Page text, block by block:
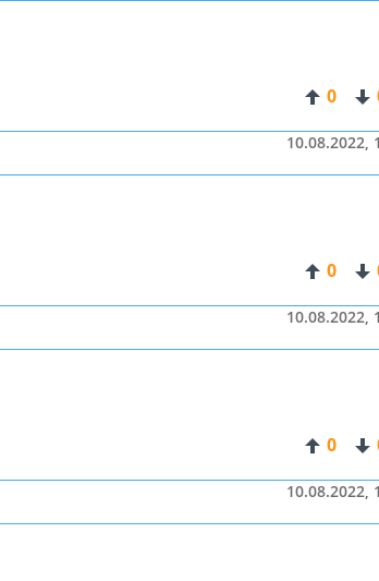
0
10.08.2022,
0
10.08.2022,
0
10.08.2022,